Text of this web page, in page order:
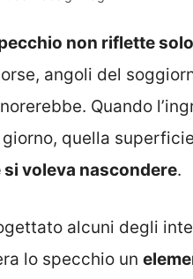
non riflette
angoli del
Quando
quella
voleva nascondere.
alcuni degli
lo specchio un